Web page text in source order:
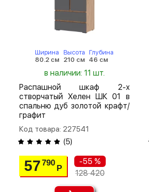
Ширина
80.2 см
Высота
210 см
Глубина
46 см
в наличии: 11 шт.
Распашной шкаф 2-х
створчатый Хелен ШК 01 в
спальню дуб золотой крафт/
графит
Код товара: 227541
(5)
57790
Р
-55 %
128 420